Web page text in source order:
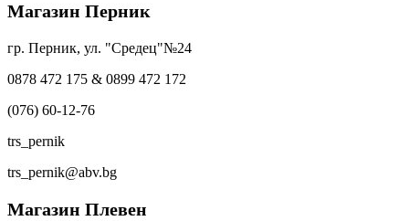
Магазин Перник
гр. Перник, ул. "Средец"№24
0878 472 175 & 0899 472 172
(076) 60-12-76
trs_pernik
trs_pernik@abv.bg
Магазин Плевен